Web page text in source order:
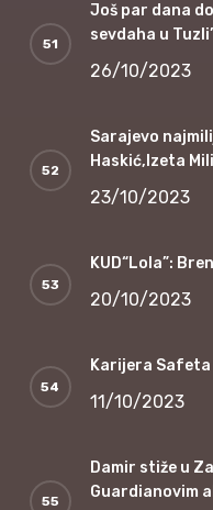
Još par dana
sevdaha u
26/10/2023
Sarajevo
Haskić,Izeta
23/10/2023
KUD“Lola”:
20/10/2023
Karijera Safeta
11/10/2023
Damir stiže u
Guardianovim